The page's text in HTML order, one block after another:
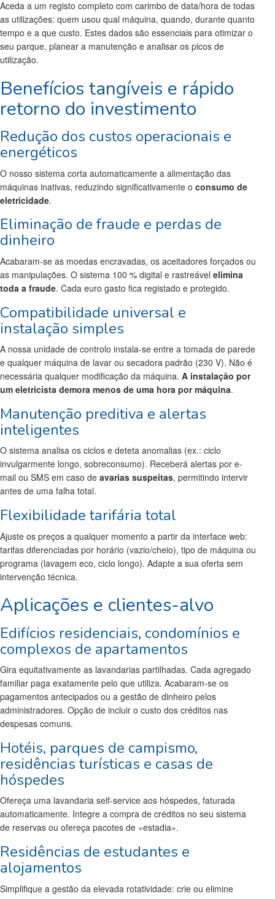
Aceda a um registo completo com carimbo de data/hora de todas
as utilizações: quem usou qual máquina, quando, durante quanto
tempo e a que custo. Estes dados são essenciais para otimizar o
seu parque, planear a manutenção e analisar os picos de
utilização.
Benefícios tangíveis e rápido
retorno do investimento
Redução dos custos operacionais e
energéticos
O nosso sistema corta automaticamente a alimentação das
máquinas inativas, reduzindo significativamente o consumo de
eletricidade.
Eliminação de fraude e perdas de
dinheiro
Acabaram-se as moedas encravadas, os aceitadores forçados ou
as manipulações. O sistema 100 % digital e rastreável elimina
toda a fraude. Cada euro gasto fica registado e protegido.
Compatibilidade universal e
instalação simples
A nossa unidade de controlo instala-se entre a tomada de parede
e qualquer máquina de lavar ou secadora padrão (230 V). Não é
necessária qualquer modificação da máquina. A instalação por
um eletricista demora menos de uma hora por máquina.
Manutenção preditiva e alertas
inteligentes
O sistema analisa os ciclos e deteta anomalias (ex.: ciclo
invulgarmente longo, sobreconsumo). Receberá alertas por e-
mail ou SMS em caso de avarias suspeitas, permitindo intervir
antes de uma falha total.
Flexibilidade tarifária total
Ajuste os preços a qualquer momento a partir da interface web:
tarifas diferenciadas por horário (vazio/cheio), tipo de máquina ou
programa (lavagem eco, ciclo longo). Adapte a sua oferta sem
intervenção técnica.
Aplicações e clientes-alvo
Edifícios residenciais, condomínios e
complexos de apartamentos
Gira equitativamente as lavandarias partilhadas. Cada agregado
familiar paga exatamente pelo que utiliza. Acabaram-se os
pagamentos antecipados ou a gestão de dinheiro pelos
administradores. Opção de incluir o custo dos créditos nas
despesas comuns.
Hotéis, parques de campismo,
residências turísticas e casas de
hóspedes
Ofereça uma lavandaria self-service aos hóspedes, faturada
automaticamente. Integre a compra de créditos no seu sistema
de reservas ou ofereça pacotes de «estadia».
Residências de estudantes e
alojamentos
Simplifique a gestão da elevada rotatividade: crie ou elimine